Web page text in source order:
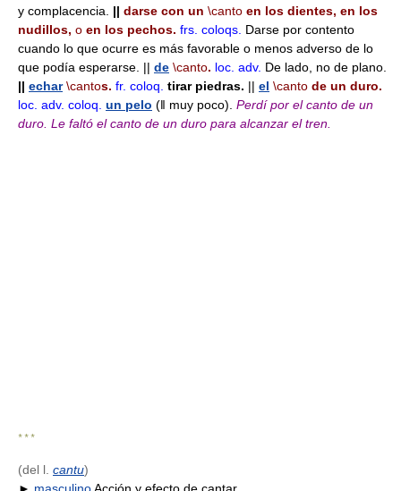
y complacencia.
|| darse con un \canto en los dientes, en los
nudillos, o en los pechos. frs. coloqs. Darse por contento
cuando lo que ocurre es más favorable o menos adverso de lo
que podía esperarse. || de \canto. loc. adv. De lado, no de plano.
|| echar \cantos. fr. coloq. tirar piedras. || el \canto de un duro.
loc. adv. coloq. un pelo (ǁ muy poco). Perdí por el canto de un
duro. Le faltó el canto de un duro para alcanzar el tren.
* * *
(del l. cantu)
► masculinoAcción y efecto de cantar.